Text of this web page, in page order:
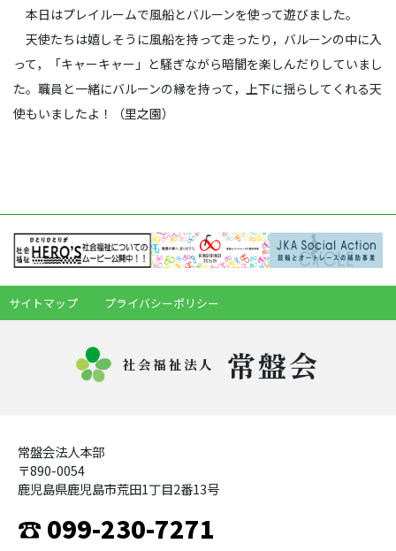
本日はプレイルームで風船とバルーンを使って遊びました。
天使たちは嬉しそうに風船を持って走ったり，バルーンの中に入
って，「キャーキャー」と騒ぎながら暗闇を楽しんだりしていまし
た。職員と一緒にバルーンの縁を持って，上下に揺らしてくれる天
使もいましたよ！（里之園）
サイトマップ プライバシーポリシー
社会福祉法人 常盤会
常盤会法人本部
〒890-0054
鹿児島県鹿児島市荒田1丁目2番13号
☎ 099-230-7271